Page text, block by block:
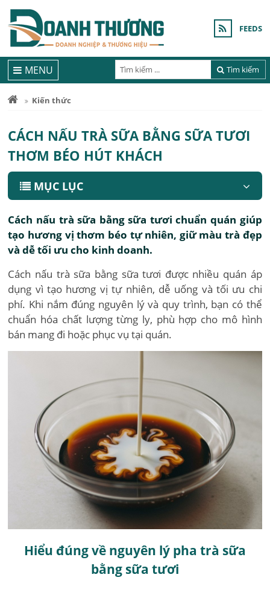
FEEDS
Tìm kiếm
MENU
Kiến thức
CÁCH NẤU TRÀ SỮA BẰNG SỮA TƯƠI
THƠM BÉO HÚT KHÁCH
MỤC LỤC
Cách nấu trà sữa bằng sữa tươi chuẩn quán giúp
tạo hương vị thơm béo tự nhiên, giữ màu trà đẹp
và dễ tối ưu cho kinh doanh.
Cách nấu trà sữa bằng sữa tươi được nhiều quán áp
dụng vì tạo hương vị tự nhiên, dễ uống và tối ưu chi
phí. Khi nắm đúng nguyên lý và quy trình, bạn có thể
chuẩn hóa chất lượng từng ly, phù hợp cho mô hình
bán mang đi hoặc phục vụ tại quán.
Hiểu đúng về nguyên lý pha trà sữa
bằng sữa tươi